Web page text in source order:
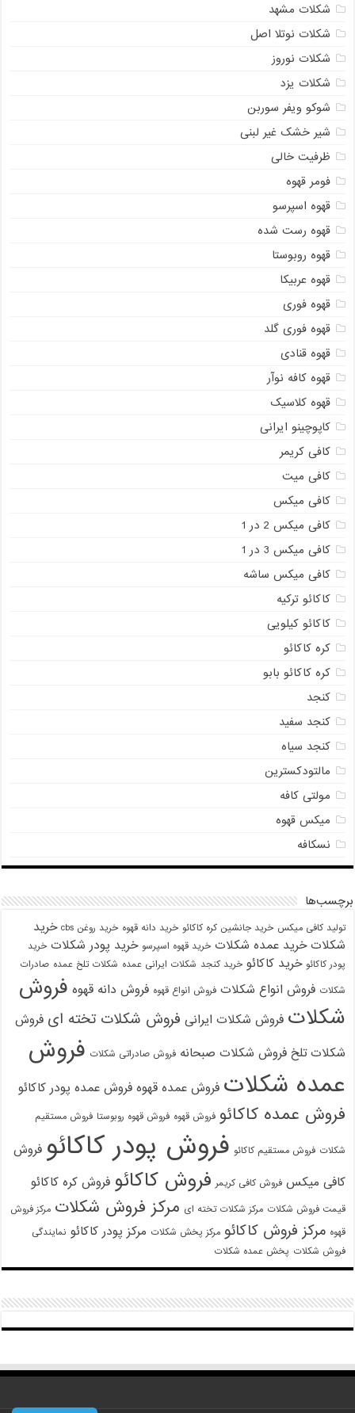
شکلات مشهد
شکلات نوتلا اصل
شکلات نوروز
شکلات یزد
شوکو ویفر سوربن
شیر خشک غیر لبنی
ظرفیت خالی
فومر قهوه
قهوه اسپرسو
قهوه رست شده
قهوه روبوستا
قهوه عربیکا
قهوه فوری
قهوه فوری گلد
قهوه قنادی
قهوه کافه نوآر
قهوه کلاسیک
کاپوچینو ایرانی
کافی کریمر
کافی میت
کافی میکس
کافی میکس 2 در 1
کافی میکس 3 در 1
کافی میکس ساشه
کاکائو ترکیه
کاکائو کیلویی
کره کاکائو
کره کاکائو بابو
کنجد
کنجد سفید
کنجد سیاه
مالتودکسترین
مولتی کافه
میکس قهوه
نسکافه
برچسب‌ها
تولید کافی میکس خرید جانشین کره کاکائو خرید دانه قهوه خرید روغن cbs
خرید
شکلات خرید عمده شکلات خرید قهوه اسپرسو خرید پودر شکلات خرید
پودر کاکائو خرید کاکائو خرید کنجد شکلات ایرانی عمده شکلات تلخ عمده صادرات
شکلات فروش انواع شکلات فروش انواع قهوه فروش دانه قهوه فروش
شکلات فروش شکلات ایرانی فروش شکلات تخته ای فروش
شکلات تلخ فروش شکلات صبحانه فروش صادراتی شکلات فروش
عمده شکلات فروش عمده قهوه فروش عمده پودر کاکائو
فروش عمده کاکائو فروش قهوه فروش قهوه روبوستا فروش مستقیم
شکلات فروش مستقیم کاکائو فروش پودر کاکائو فروش
کافی میکس فروش کافی کریمر فروش کاکائو فروش کره کاکائو
قیمت فروش شکلات مرکز شکلات تخته ای مرکز فروش شکلات مرکز فروش
قهوه مرکز فروش کاکائو مرکز پخش شکلات مرکز پودر کاکائو نمایندگی
فروش شکلات پخش عمده شکلات